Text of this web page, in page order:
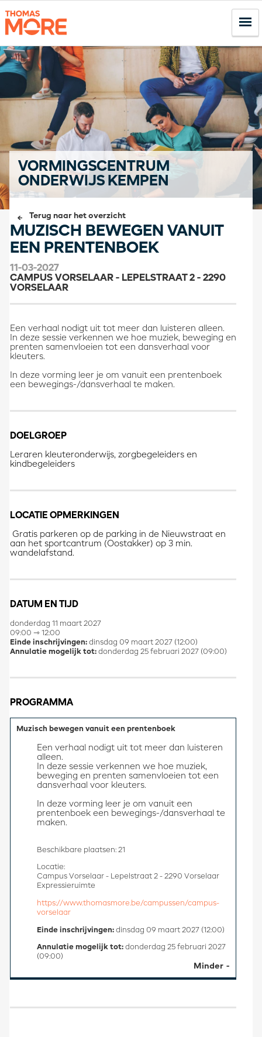
VORMINGSCENTRUM
ONDERWIJS KEMPEN
Terug naar het overzicht
MUZISCH BEWEGEN VANUIT
EEN PRENTENBOEK
11-03-2027
CAMPUS VORSELAAR - LEPELSTRAAT 2 - 2290
VORSELAAR
Een verhaal nodigt uit tot meer dan luisteren alleen.
In deze sessie verkennen we hoe muziek, beweging en
prenten samenvloeien tot een dansverhaal voor
kleuters.
In deze vorming leer je om vanuit een prentenboek
een bewegings-/dansverhaal te maken.
DOELGROEP
Leraren kleuteronderwijs, zorgbegeleiders en
kindbegeleiders
LOCATIE OPMERKINGEN
Gratis parkeren op de parking in de Nieuwstraat en
aan het sportcantrum (Oostakker) op 3 min.
wandelafstand.
DATUM EN TIJD
donderdag 11 maart 2027
09:00 ⇾ 12:00
Einde inschrijvingen: dinsdag 09 maart 2027 (12:00)
Annulatie mogelijk tot: donderdag 25 februari 2027 (09:00)
PROGRAMMA
Muzisch bewegen vanuit een prentenboek
Minder
Een verhaal nodigt uit tot meer dan luisteren
alleen.
In deze sessie verkennen we hoe muziek,
beweging en prenten samenvloeien tot een
dansverhaal voor kleuters.
In deze vorming leer je om vanuit een
prentenboek een bewegings-/dansverhaal te
maken.
Beschikbare plaatsen: 21
Locatie:
Campus Vorselaar - Lepelstraat 2 - 2290 Vorselaar
Expressieruimte
https://www.thomasmore.be/campussen/campus-
vorselaar
Einde inschrijvingen: dinsdag 09 maart 2027 (12:00)
Annulatie mogelijk tot: donderdag 25 februari 2027
(09:00)